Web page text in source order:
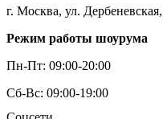
г. Москва, ул.
Режим работы шоурума
Пн-Пт: 09:00-20:00
Сб-Вс: 09:00-19:00